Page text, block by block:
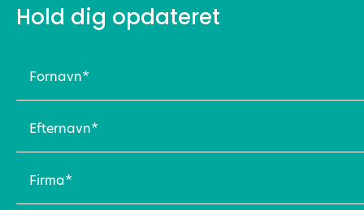
Hold dig opdateret
(Påkrævet)
(Påkrævet)
(Påkrævet)